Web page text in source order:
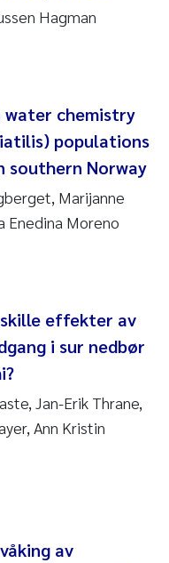
Hagman
chemistry
populations
southern Norway
Marijanne
Enedina Moreno
effekter av
i sur nedbør
Jan-Erik Thrane,
Ann Kristin
av